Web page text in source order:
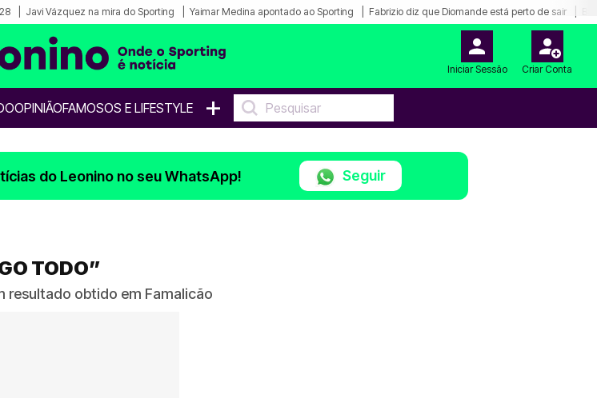
Javi Vázquez na mira do Sporting Yaimar Medina apontado ao Sporting Fabrizio diz que Diomande está perto de sair
Iniciar Sessão Criar Conta
OPINIÃOFAMOSOS E LIFESTYLE +
do Leonino no seu WhatsApp! Seguir
TODO”
resultado obtido em Famalicão